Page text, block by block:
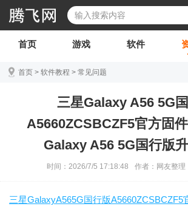
首页 游戏 软件
首页 > 软件教程 > 常见问题
三星Galaxy A56 5G
A5660ZCSBCZF5官方固
Galaxy A56 5G国行版
时间：2026/7/5 17:18:48 作者：网友整理
三星GalaxyA565G国行版A5660ZCSBCZF5